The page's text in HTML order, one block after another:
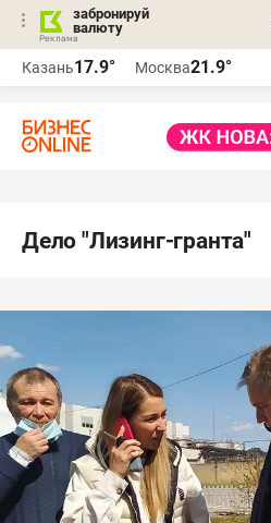
забронируй
валюту
Казань17.9° Москва21.9°
Дело "Лизинг-гранта"